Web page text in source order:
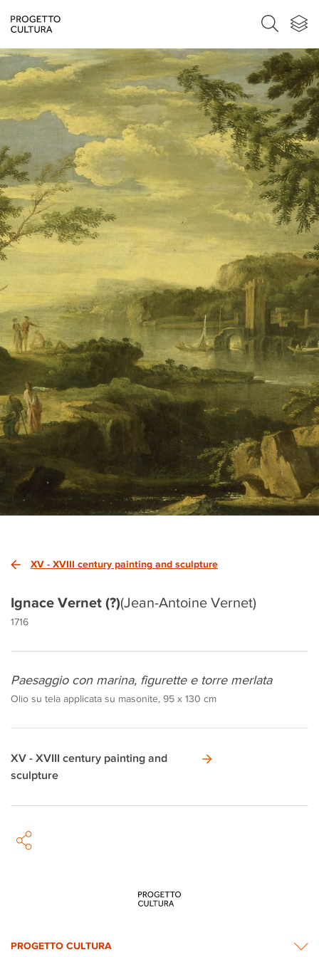
XV - XVIII century painting and sculpture
Ignace Vernet (?)(Jean-Antoine Vernet)
1716
Paesaggio con marina, figurette e torre merlata
Olio su tela applicata su masonite, 95 x 130 cm
XV - XVIII century painting and
sculpture
PROGETTO CULTURA